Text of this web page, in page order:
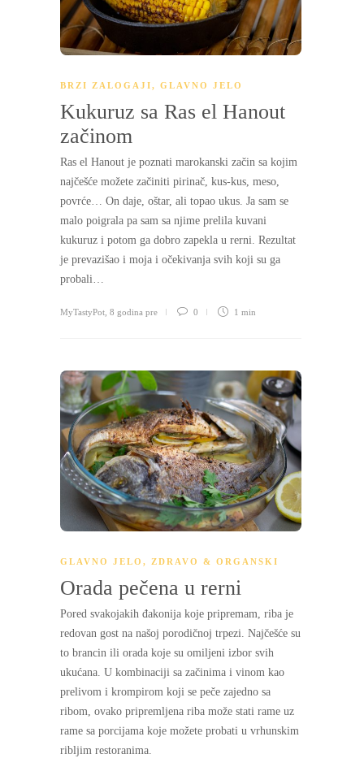
BRZI ZALOGAJI, GLAVNO JELO
Kukuruz sa Ras el Hanout
začinom
Ras el Hanout je poznati marokanski začin sa kojim
najčešće možete začiniti pirinač, kus-kus, meso,
povrće… On daje, oštar, ali topao ukus. Ja sam se
malo poigrala pa sam sa njime prelila kuvani
kukuruz i potom ga dobro zapekla u rerni. Rezultat
je prevazišao i moja i očekivanja svih koji su ga
probali…
MyTastyPot 8 godina pre 0 1 min
GLAVNO JELO , ZDRAVO & ORGANSKI
Orada pečena u rerni
Pored svakojakih đakonija koje pripremam, riba je
redovan gost na našoj porodičnoj trpezi. Najčešće su
to brancin ili orada koje su omiljeni izbor svih
ukućana. U kombinaciji sa začinima i vinom kao
prelivom i krompirom koji se peče zajedno sa
ribom, ovako pripremljena riba može stati rame uz
rame sa porcijama koje možete probati u vrhunskim
ribljim restoranima.